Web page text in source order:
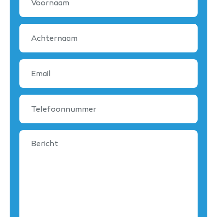
Achternaam
Email
Telefoonnummer
Bericht